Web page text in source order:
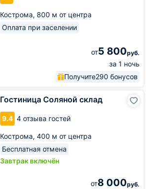
Кострома, 800 м от центра
Оплата при заселении
от5 800руб.
за 1 ночь
Получите290 бонусов
Гостиница Соляной склад
9.4 4 отзыва гостей
Кострома, 400 м от центра
Бесплатная отмена
Завтрак включён
от8 000руб.